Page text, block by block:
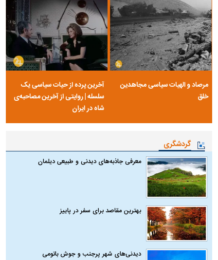
مرصاد و الهیات سیاسی مجاهدین
خلق
آخرین پرده از حیات سیاسی یک
سلسله | روایتی از آخرین مصاحبه‌ی
شاه در ایران
گردشگری
معرفی جاذبه‌های دیدنی و طبیعی دیلمان
بهترین مقاصد برای سفر در پاییز
دیدنی‌های شهر پرجنب و جوش باتومی